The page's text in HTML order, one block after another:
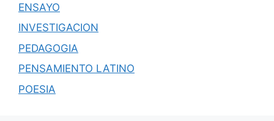
ENSAYO
INVESTIGACION
PEDAGOGIA
PENSAMIENTO LATINO
POESIA